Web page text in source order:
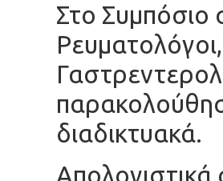
Στο Συμπόσιο
διαδικτυακά.